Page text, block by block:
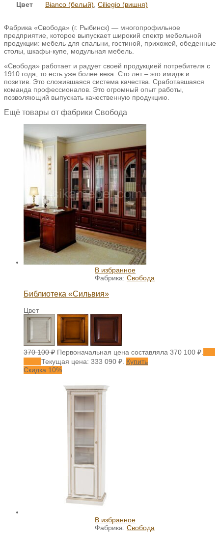
Цвет Bianco (белый), Ciliegio (вишня)
Фабрика «Свобода» (г. Рыбинск) — многопрофильное
предприятие, которое выпускает широкий спектр мебельной
продукции: мебель для спальни, гостиной, прихожей, обеденные
столы, шкафы-купе, модульная мебель.
«Свобода» работает и радует своей продукцией потребителя с
1910 года, то есть уже более века. Сто лет – это имидж и
позитив. Это сложившаяся система качества. Сработавшаяся
команда профессионалов. Это огромный опыт работы,
позволяющий выпускать качественную продукцию.
Ещё товары от фабрики Свобода
В избранное
Фабрика: Свобода
Библиотека «Сильвия»
Цвет
370 100₽ Первоначальная цена составляла 370 100 ₽.
Текущая цена: 333 090 ₽. Купить
Скидка 10%
В избранное
Фабрика: Свобода